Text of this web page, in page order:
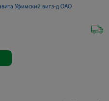
Уфимский вит.з-д ОАО